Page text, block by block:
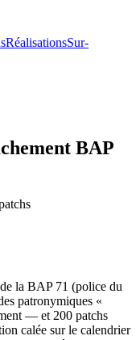
RéalisationsSur-
BAP
la BAP 71 (police du
patronymiques «
— et 200 patchs
calée sur le calendrier